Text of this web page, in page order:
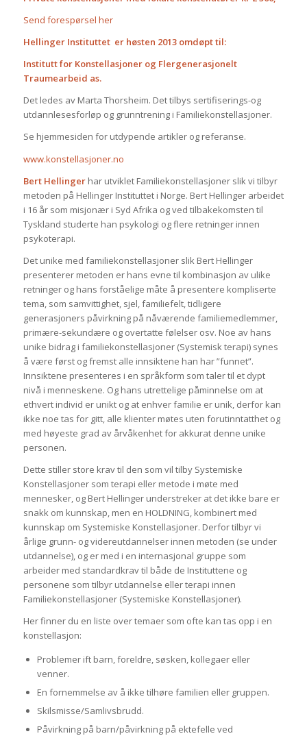
Send forespørsel her
Hellinger Instituttet er høsten 2013 omdøpt til:
Institutt for Konstellasjoner og Flergenerasjonelt
Traumearbeid as.
Det ledes av Marta Thorsheim. Det tilbys sertifiserings-og
utdannlesesforløp og grunntrening i Familiekonstellasjoner.
Se hjemmesiden for utdypende artikler og referanse.
www.konstellasjoner.no
Bert Hellingerhar utviklet Familiekonstellasjoner slik vi tilbyr
metoden på Hellinger Instituttet i Norge. Bert Hellinger arbeidet
i 16 år som misjonær i Syd Afrika og ved tilbakekomsten til
Tyskland studerte han psykologi og flere retninger innen
psykoterapi.
Det unike med familiekonstellasjoner slik Bert Hellinger
presenterer metoden er hans evne til kombinasjon av ulike
retninger og hans forståelige måte å presentere kompliserte
tema, som samvittighet, sjel, familiefelt, tidligere
generasjoners påvirkning på nåværende familiemedlemmer,
primære-sekundære og overtatte følelser osv. Noe av hans
unike bidrag i familiekonstellasjoner (Systemisk terapi) synes
å være først og fremst alle innsiktene han har ”funnet”.
Innsiktene presenteres i en språkform som taler til et dypt
nivå i menneskene. Og hans utrettelige påminnelse om at
ethvert individ er unikt og at enhver familie er unik, derfor kan
ikke noe tas for gitt, alle klienter møtes uten forutinntatthet og
med høyeste grad av årvåkenhet for akkurat denne unike
personen.
Dette stiller store krav til den som vil tilby Systemiske
Konstellasjoner som terapi eller metode i møte med
mennesker, og Bert Hellinger understreker at det ikke bare er
snakk om kunnskap, men en HOLDNING, kombinert med
kunnskap om Systemiske Konstellasjoner. Derfor tilbyr vi
årlige grunn- og videreutdannelser innen metoden (se under
utdannelse), og er med i en internasjonal gruppe som
arbeider med standardkrav til både de Instituttene og
personene som tilbyr utdannelse eller terapi innen
Familiekonstellasjoner (Systemiske Konstellasjoner).
Her finner du en liste over temaer som ofte kan tas opp i en
konstellasjon:
Problemer ift barn, foreldre, søsken, kollegaer eller
venner.
En fornemmelse av å ikke tilhøre familien eller gruppen.
Skilsmisse/Samlivsbrudd.
Påvirkning på barn/påvirkning på ektefelle ved